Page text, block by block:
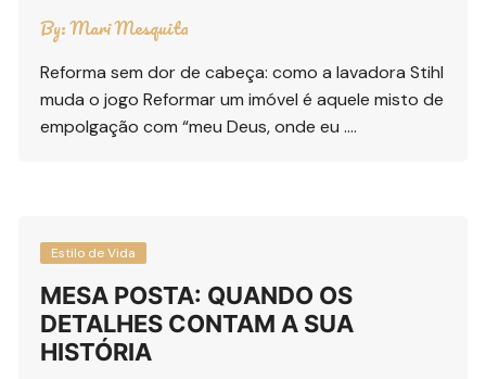
By:Mari Mesquita
Reforma sem dor de cabeça: como a lavadora Stihl
muda o jogo Reformar um imóvel é aquele misto de
empolgação com “meu Deus, onde eu ….
Estilo de Vida
MESA POSTA: QUANDO OS
DETALHES CONTAM A SUA
HISTÓRIA